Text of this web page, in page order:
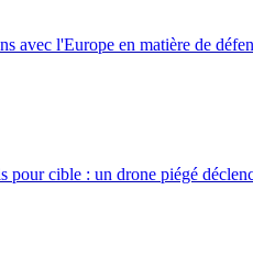
avec l'Europe en matière de
pour cible : un drone piégé